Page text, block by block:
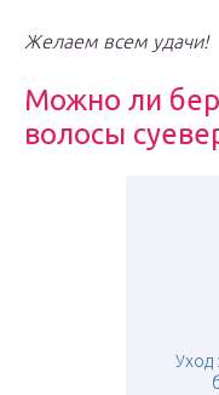
Желаем всем удачи!
Можно ли
волосы
Уход